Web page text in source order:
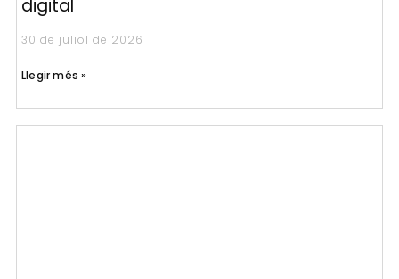
digital
30 de juliol de 2026
Llegir més »